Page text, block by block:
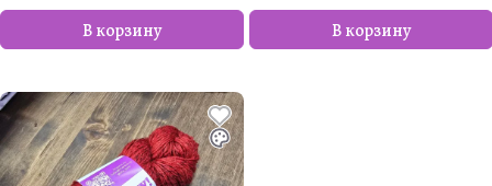
В корзину В корзину